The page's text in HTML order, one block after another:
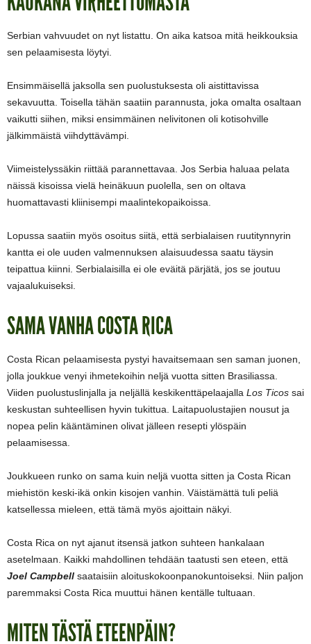
Serbian vahvuudet on nyt listattu. On aika katsoa mitä heikkouksia
sen pelaamisesta löytyi.
Ensimmäisellä jaksolla sen puolustuksesta oli aistittavissa
sekavuutta. Toisella tähän saatiin parannusta, joka omalta osaltaan
vaikutti siihen, miksi ensimmäinen nelivitonen oli kotisohville
jälkimmäistä viihdyttävämpi.
Viimeistelyssäkin riittää parannettavaa. Jos Serbia haluaa pelata
näissä kisoissa vielä heinäkuun puolella, sen on oltava
huomattavasti kliinisempi maalintekopaikoissa.
Lopussa saatiin myös osoitus siitä, että serbialaisen ruutitynnyrin
kantta ei ole uuden valmennuksen alaisuudessa saatu täysin
teipattua kiinni. Serbialaisilla ei ole eväitä pärjätä, jos se joutuu
vajaalukuiseksi.
SAMA VANHA COSTA RICA
Costa Rican pelaamisesta pystyi havaitsemaan sen saman juonen,
jolla joukkue venyi ihmetekoihin neljä vuotta sitten Brasiliassa.
Viiden puolustuslinjalla ja neljällä keskikenttäpelaajalla Los Ticos sai
keskustan suhteellisen hyvin tukittua. Laitapuolustajien nousut ja
nopea pelin kääntäminen olivat jälleen resepti ylöspäin
pelaamisessa.
Joukkueen runko on sama kuin neljä vuotta sitten ja Costa Rican
miehistön keski-ikä onkin kisojen vanhin. Väistämättä tuli peliä
katsellessa mieleen, että tämä myös ajoittain näkyi.
Costa Rica on nyt ajanut itsensä jatkon suhteen hankalaan
asetelmaan. Kaikki mahdollinen tehdään taatusti sen eteen, että
Joel Campbell saataisiin aloituskokoonpanokuntoiseksi. Niin paljon
paremmaksi Costa Rica muuttui hänen kentälle tultuaan.
MITEN TÄSTÄ ETEENPÄIN?